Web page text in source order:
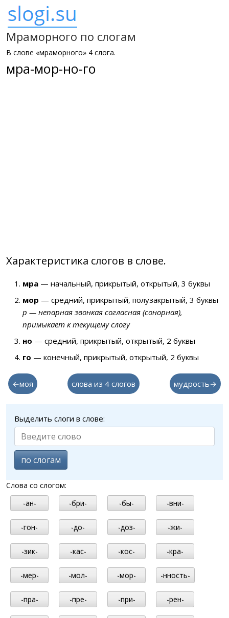
Мраморного по слогам
В слове «мраморного» 4 слога.
мра-мор-но-го
Характеристика слогов в слове.
мра — начальный, прикрытый, открытый, 3 буквы
мор — средний, прикрытый, полузакрытый, 3 буквы
р — непарная звонкая согласная (сонорная),
примыкает к текущему слогу
но — средний, прикрытый, открытый, 2 буквы
го — конечный, прикрытый, открытый, 2 буквы
←моя слова из 4 слогов мудрость→
Выделить слоги в слове:
по слогам
Слова со слогом:
-ан-
-бри- -бы- -вни-
-гон- -до- -доз- -жи-
-зик- -кас- -кос- -кра-
-мер- -мол- -мор- -нность-
-пра- -пре- -при- -рен-